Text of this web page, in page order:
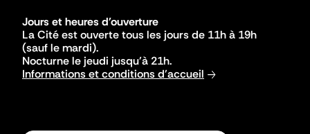
Jours et heures d'ouverture
La Cité est ouverte tous les jours de 11h à 19h
(sauf le mardi).
Nocturne le jeudi jusqu'à 21h.
Informations et conditions d'accueil